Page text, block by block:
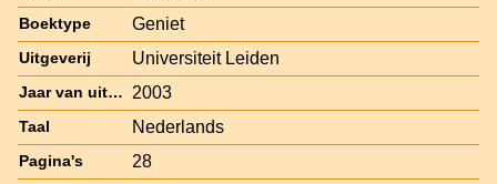
Boektype Geniet
Uitgeverij Universiteit Leiden
Jaar van uitgave 2003
Taal Nederlands
Pagina's 28